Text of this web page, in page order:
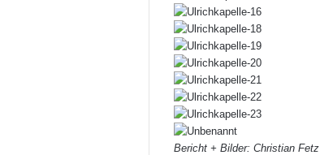
Bericht + Bilder: Christian Fetz